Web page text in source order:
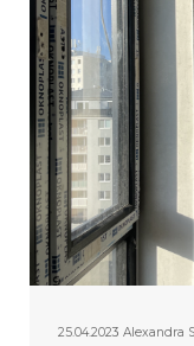
25.04.2023 Alexandra